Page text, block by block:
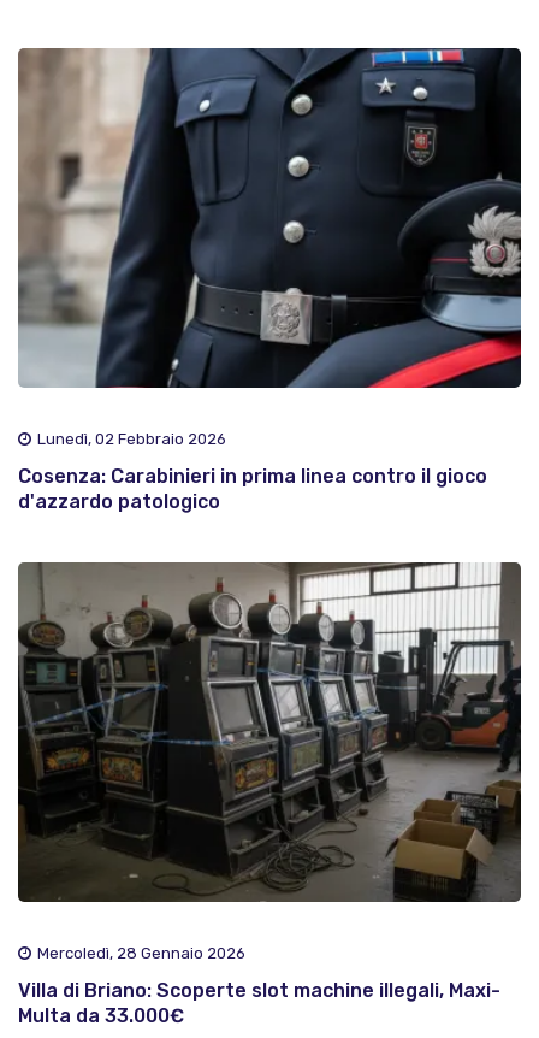
Lunedì, 02 Febbraio 2026
Cosenza: Carabinieri in prima linea contro il gioco
d'azzardo patologico
Mercoledì, 28 Gennaio 2026
Villa di Briano: Scoperte slot machine illegali, Maxi-
Multa da 33.000€